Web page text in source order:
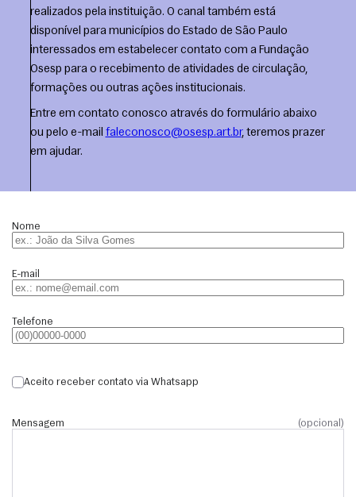
realizados pela instituição. O canal também está
disponível para municípios do Estado de São Paulo
interessados em estabelecer contato com a Fundação
Osesp para o recebimento de atividades de circulação,
formações ou outras ações institucionais.
Entre em contato conosco através do formulário abaixo
ou pelo e-mail faleconosco@osesp.art.br, teremos prazer
em ajudar.
Nome
E-mail
Telefone
Aceito receber contato via Whatsapp
Mensagem (opcional)